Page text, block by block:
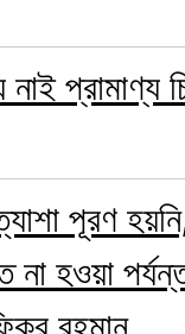
প্রামাণ্য
পূরণ
না হওয়া